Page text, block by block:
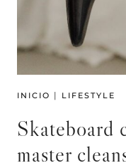
INICIO | LIFESTYLE
Skateboard
master